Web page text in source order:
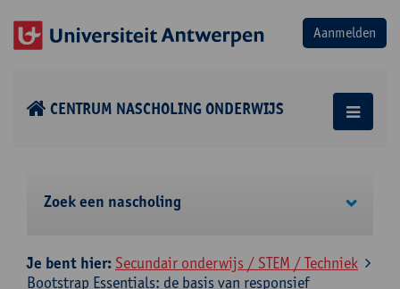
CENTRUM NASCHOLING ONDERWIJS
Zoek een nascholing
Je bent hier: Secundair onderwijs / STEM / Techniek
Bootstrap Essentials: de basis van responsief